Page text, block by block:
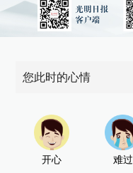
您此时的心情
开心 难过